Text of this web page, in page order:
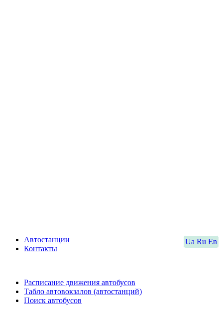
Ua Ru En
Автостанции
Контакты
Расписание движения автобусов
Табло автовокзалов (автостанций)
Поиск автобусов